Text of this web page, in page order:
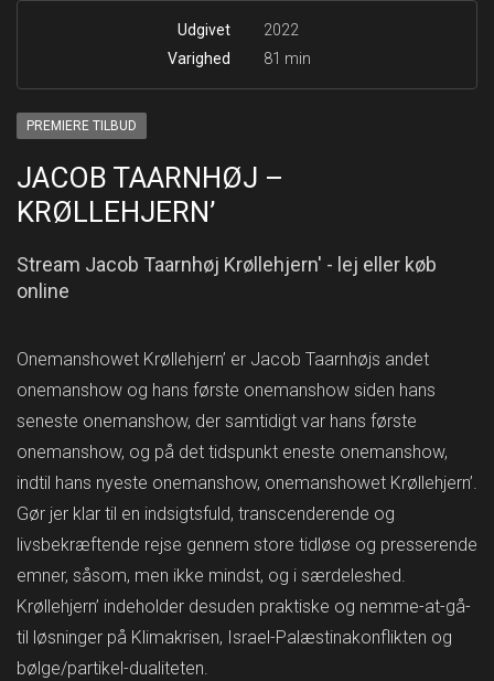
Udgivet
2022
Varighed
81 min
PREMIERE TILBUD
JACOB TAARNHØJ –
KRØLLEHJERN’
Stream Jacob Taarnhøj Krøllehjern' - lej eller køb
online
Onemanshowet Krøllehjern’ er Jacob Taarnhøjs andet
onemanshow og hans første onemanshow siden hans
seneste onemanshow, der samtidigt var hans første
onemanshow, og på det tidspunkt eneste onemanshow,
indtil hans nyeste onemanshow, onemanshowet Krøllehjern’.
Gør jer klar til en indsigtsfuld, transcenderende og
livsbekræftende rejse gennem store tidløse og presserende
emner, såsom, men ikke mindst, og i særdeleshed.
Krøllehjern’ indeholder desuden praktiske og nemme-at-gå-
til løsninger på Klimakrisen, Israel-Palæstinakonflikten og
bølge/partikel-dualiteten.